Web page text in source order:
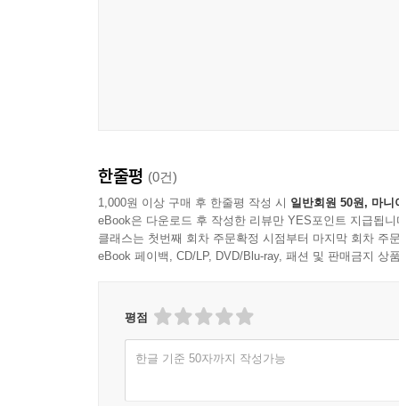
페이지 간 연결 구조
7장 지면 구성의 실제 형태
단일 페이지 구성 방식
스프레드 디자인 구조
칼럼 시스템의 적용
고정형과 유동형 레이아웃
한줄평 (0건)
1,000원 이상 구매 후 한줄평 작성 시 일반회원 50원, 마니
eBook은 다운로드 후 작성한 리뷰만 YES포인트 지급됩니
클래스는 첫번째 회차 주문확정 시점부터 마지막 회차 주
eBook 페이백, CD/LP, DVD/Blu-ray, 패션 및 판매금지 상
평점
한글 기준 50자까지 작성가능